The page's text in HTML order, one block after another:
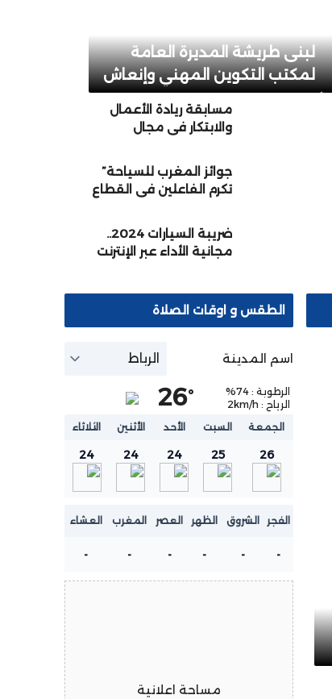
لبنى طريشة المديرة العامة
لمكتب التكوين المهني وإنعاش
الشغل
مسابقة ريادة الأعمال
والابتكار في مجال
شراكة بين اكاديمية
سوس ماسة وشركة
التنمية الجهوية لانعاش
بسوس ماسة
جوائز المغرب للسياحة”
تكرم الفاعلين في القطاع
ضريبة السيارات 2024..
مجانية الأداء عبر الإنترنت
الطقس و اوقات الصلاة
اسم المدينة
الرطوبة : 74
%
الرياح :
2 km/h
26°
الجمعة السبت الأحد الأثنين الثلاثاء
26
25
24
24
24
الفجر الشروق الظهر العصر المغرب العشاء
-
-
-
-
-
-
مساحة اعلانية